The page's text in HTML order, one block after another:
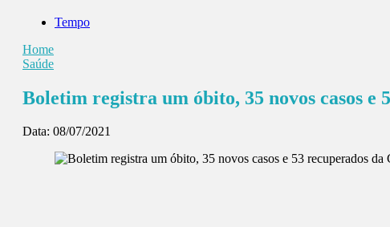
Tempo
Home
Saúde
Boletim registra um óbito, 35 novos casos e
Data: 08/07/2021